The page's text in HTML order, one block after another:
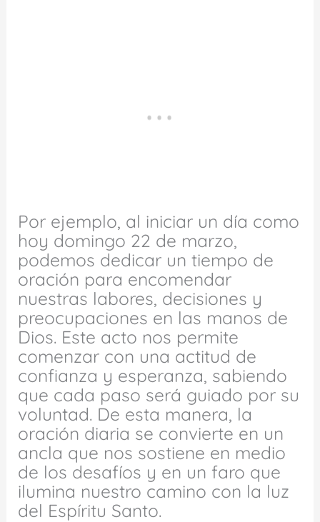
Por ejemplo, al iniciar un día como
hoy domingo 22 de marzo,
podemos dedicar un tiempo de
oración para encomendar
nuestras labores, decisiones y
preocupaciones en las manos de
Dios. Este acto nos permite
comenzar con una actitud de
confianza y esperanza, sabiendo
que cada paso será guiado por su
voluntad. De esta manera, la
oración diaria se convierte en un
ancla que nos sostiene en medio
de los desafíos y en un faro que
ilumina nuestro camino con la luz
del Espíritu Santo.